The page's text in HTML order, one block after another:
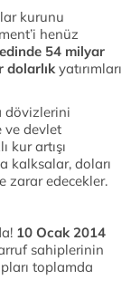
kurunu
henüz
54 milyar
dolarlıkyatırımları
dövizlerini
ve devlet
kur artışı
kalksalar, doları
zarar edecekler.
10 Ocak 2014
sahiplerinin
toplamda